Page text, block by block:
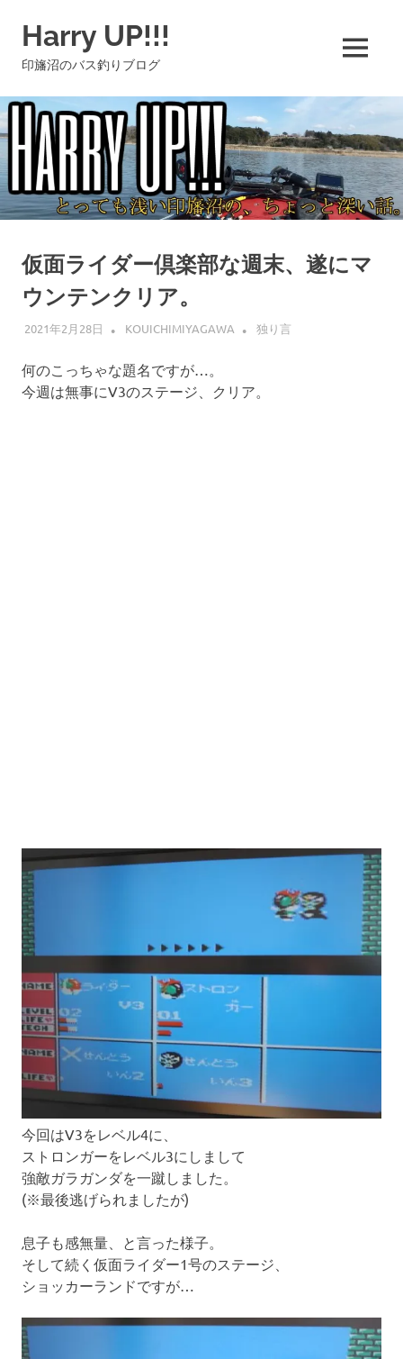
ツ
へ
ス
キ
ッ
プ
Harry UP!!!
印旛沼のバス釣りブログ MENU
仮面ライダー倶楽部な週末、遂にマ
ウンテンクリア。
2021年2月28日 KOUICHIMIYAGAWA 独り言
何のこっちゃな題名ですが…。
今週は無事にV3のステージ、クリア。
今回はV3をレベル4に、
ストロンガーをレベル3にしまして
強敵ガラガンダを一蹴しました。
(※最後逃げられましたが)
息子も感無量、と言った様子。
そして続く仮面ライダー1号のステージ、
ショッカーランドですが…